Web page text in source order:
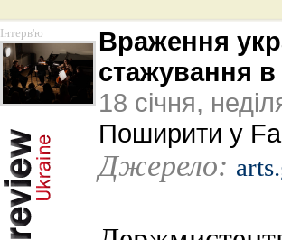
Інтерв'ю
Враження
стажування в
18 січня,
Поширити у
Джерело: